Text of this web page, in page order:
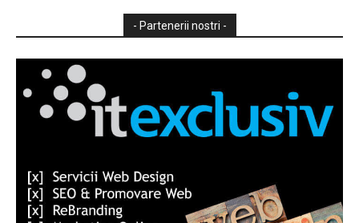
- Partenerii nostri -